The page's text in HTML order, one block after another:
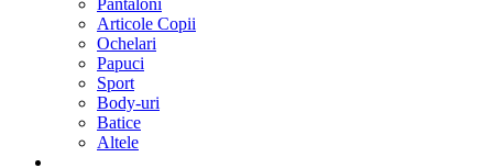
Pantaloni
Articole Copii
Ochelari
Papuci
Sport
Body-uri
Batice
Altele